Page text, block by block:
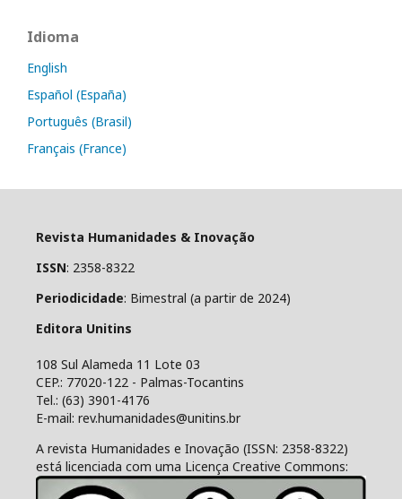
Idioma
English
Español (España)
Português (Brasil)
Français (France)
Revista Humanidades & Inovação
ISSN: 2358-8322
Periodicidade: Bimestral (a partir de 2024)
Editora Unitins
108 Sul Alameda 11 Lote 03
CEP.: 77020-122 - Palmas-Tocantins
Tel.: (63) 3901-4176
E-mail: rev.humanidades@unitins.br
A revista Humanidades e Inovação (ISSN: 2358-8322)
está licenciada com uma Licença Creative Commons: